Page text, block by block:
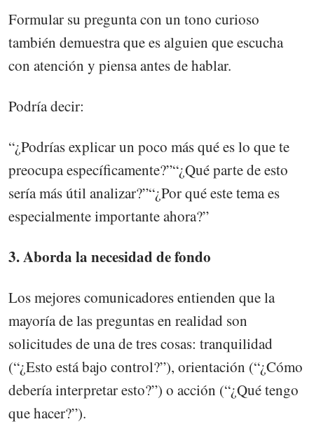
Formular su pregunta con un tono curioso
también demuestra que es alguien que escucha
con atención y piensa antes de hablar.
Podría decir:
“¿Podrías explicar un poco más qué es lo que te
preocupa específicamente?”“¿Qué parte de esto
sería más útil analizar?”“¿Por qué este tema es
especialmente importante ahora?”
3. Aborda la necesidad de fondo
Los mejores comunicadores entienden que la
mayoría de las preguntas en realidad son
solicitudes de una de tres cosas: tranquilidad
(“¿Esto está bajo control?”), orientación (“¿Cómo
debería interpretar esto?”) o acción (“¿Qué tengo
que hacer?”).